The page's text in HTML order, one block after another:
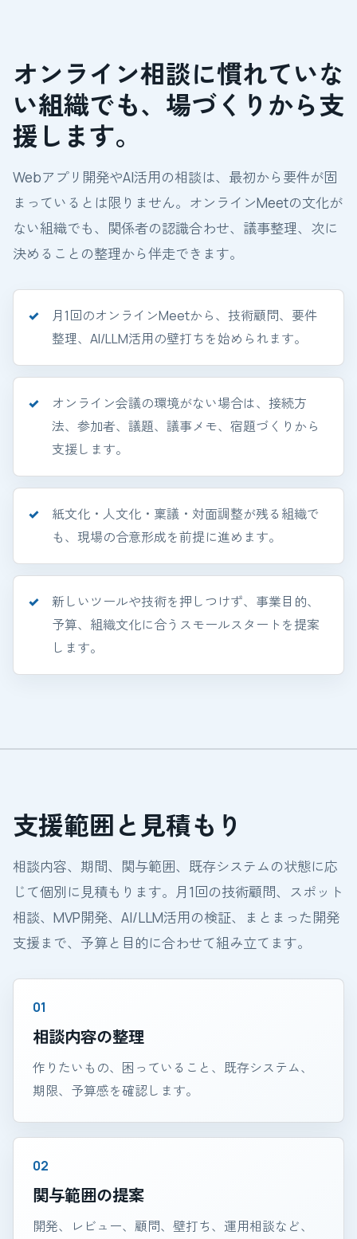
オンライン相談に慣れていな
い組織でも、場づくりから支
援します。
Webアプリ開発やAI活用の相談は、最初から要件が固
まっているとは限りません。オンラインMeetの文化が
ない組織でも、関係者の認識合わせ、議事整理、次に
決めることの整理から伴走できます。
月1回のオンラインMeetから、技術顧問、要件
整理、AI/LLM活用の壁打ちを始められます。
オンライン会議の環境がない場合は、接続方
法、参加者、議題、議事メモ、宿題づくりから
支援します。
紙文化・人文化・稟議・対面調整が残る組織で
も、現場の合意形成を前提に進めます。
新しいツールや技術を押しつけず、事業目的、
予算、組織文化に合うスモールスタートを提案
します。
支援範囲と見積もり
相談内容、期間、関与範囲、既存システムの状態に応
じて個別に見積もります。月1回の技術顧問、スポット
相談、MVP開発、AI/LLM活用の検証、まとまった開発
支援まで、予算と目的に合わせて組み立てます。
相談内容の整理
作りたいもの、困っていること、既存システム、
期限、予算感を確認します。
関与範囲の提案
開発、レビュー、顧問、壁打ち、運用相談など、